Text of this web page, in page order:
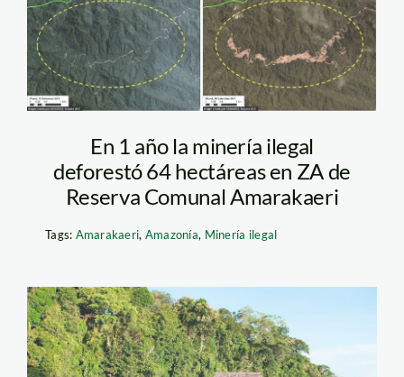
En 1 año la minería ilegal
deforestó 64 hectáreas en ZA de
Reserva Comunal Amarakaeri
Tags: Amarakaeri, Amazonía, Minería ilegal
amarakaeri – sernanp